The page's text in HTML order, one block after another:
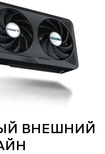
ВНЕШНИЙ